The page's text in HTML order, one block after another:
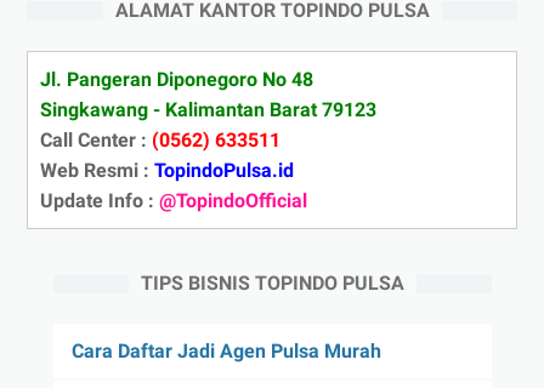
ALAMAT KANTOR TOPINDO PULSA
Jl. Pangeran Diponegoro No 48
Singkawang - Kalimantan Barat 79123
Call Center : (0562) 633511
Web Resmi : TopindoPulsa.id
Update Info : @TopindoOfficial
TIPS BISNIS TOPINDO PULSA
Cara Daftar Jadi Agen Pulsa Murah